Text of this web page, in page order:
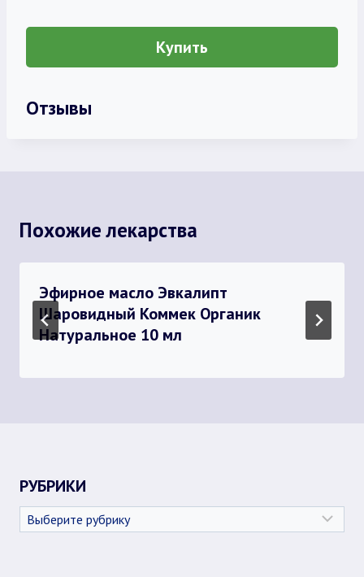
Купить
Отзывы
Похожие лекарства
Эфирное масло Эвкалипт
Шаровидный Коммек Органик
Натуральное 10 мл
РУБРИКИ
Рубрики